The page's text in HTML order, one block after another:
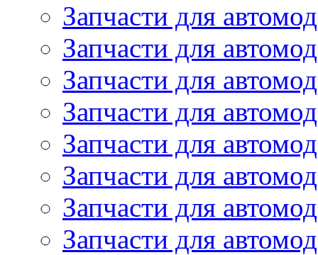
Запчасти для
Запчасти для
Запчасти для
Запчасти для
Запчасти для
Запчасти для
Запчасти для
Запчасти для